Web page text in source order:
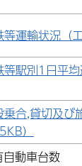
等運輸状況（
等駅別1日平
乗合,貸切及び
）
動車台数